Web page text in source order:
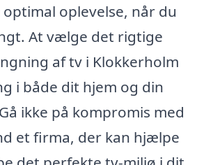
oplevelse, når du
At vælge det rigtige
af tv i Klokkerholm
i både dit hjem og din
ikke på kompromis med
et firma, der kan hjælpe